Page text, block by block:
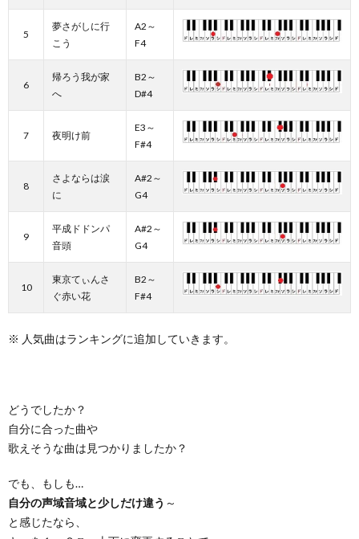
5
夢さがしに行
こう
A2～
F4
6
帰ろう我が家
へ
B2～
D#4
7 夜明け前
E3～
F#4
8
さよならは涙
に
A#2～
G4
9
平成ドドンパ
音頭
A#2～
G4
10
東京てぃんさ
ぐ赤い花
B2～
F#4
※ 人気曲はランキングに追加していきます。
どうでしたか？
自分に合った曲や
歌えそうな曲は見つかりましたか？
でも、もしも…
自分の声域音域と少しだけ違う ～
と感じたなら、